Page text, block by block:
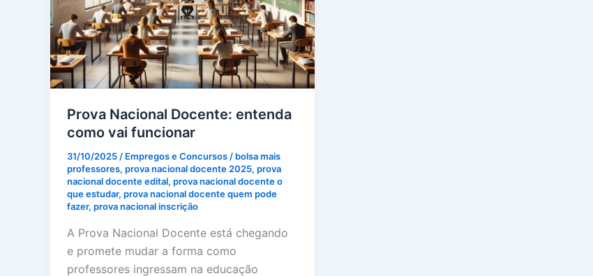
Prova Nacional Docente: entenda
como vai funcionar
31/10/2025/ Empregos e Concursos/ bolsa mais
professores, prova nacional docente 2025, prova
nacional docente edital, prova nacional docente o
que estudar, prova nacional docente quem pode
fazer, prova nacional inscrição
A Prova Nacional Docente está chegando
e promete mudar a forma como
professores ingressam na educação